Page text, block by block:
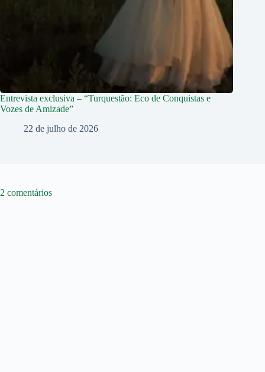
Entrevista exclusiva – “Turquestão: Eco de Conquistas e
Vozes de Amizade”
22 de julho de 2026
2 comentários